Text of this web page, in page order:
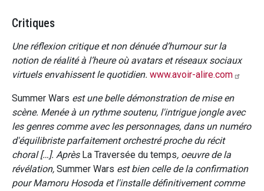
Critiques
Une réflexion critique et non dénuée d’humour sur la
notion de réalité à l’heure où avatars et réseaux sociaux
virtuels envahissent le quotidien. www.avoir-alire.com
Summer Wars est une belle démonstration de mise en
scène. Menée à un rythme soutenu, l'intrigue jongle avec
les genres comme avec les personnages, dans un numéro
d'équilibriste parfaitement orchestré proche du récit
choral […]. Après La Traversée du temps, oeuvre de la
révélation, Summer Wars est bien celle de la confirmation
pour Mamoru Hosoda et l'installe définitivement comme